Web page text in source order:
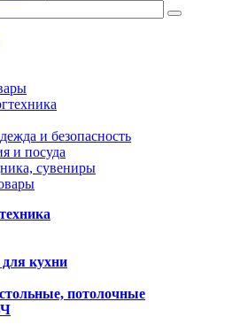
и безопасность
и посуда
сувениры
кухни
потолочные